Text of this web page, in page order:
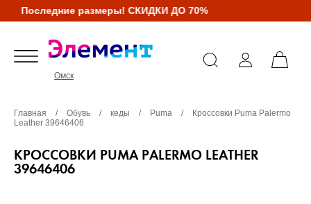
Последние размеры! СКИДКИ ДО 70%
Омск
Главная / Обувь / кеды / Puma /
Кроссовки Puma Palermo
Leather 39646406
КРОССОВКИ PUMA PALERMO LEATHER
39646406